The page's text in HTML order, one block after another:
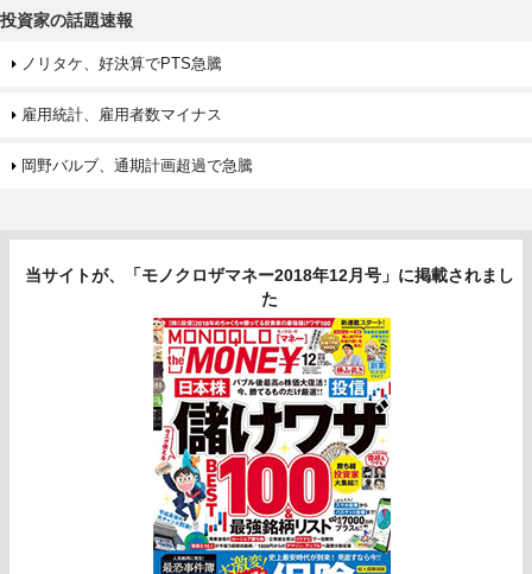
投資家の話題速報
ノリタケ、好決算でPTS急騰
雇用統計、雇用者数マイナス
岡野バルブ、通期計画超過で急騰
当サイトが、「モノクロザマネー2018年12月号」に掲載されまし
た